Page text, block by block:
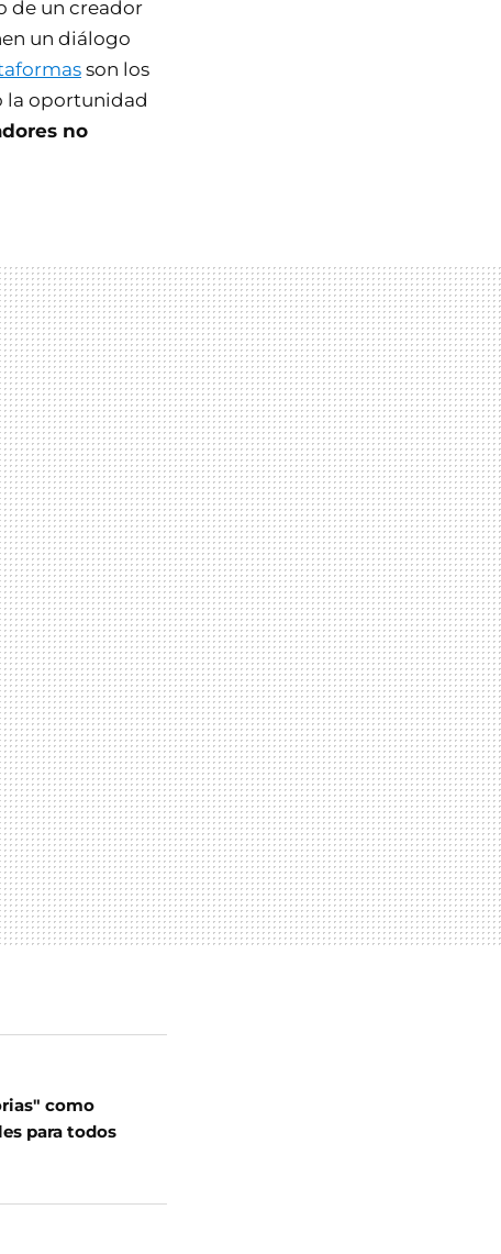
de un creador
un diálogo
son los
la oportunidad
no
como
para todos